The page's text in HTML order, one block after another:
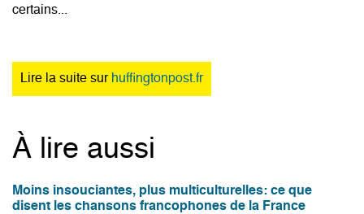
certains...
Lire la suite sur huffingtonpost.fr
À lire aussi
Moins insouciantes, plus multiculturelles: ce que
disent les chansons francophones de la France